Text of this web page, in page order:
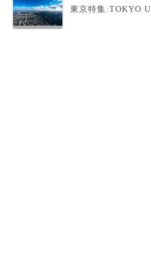
東京特集:TOKYO